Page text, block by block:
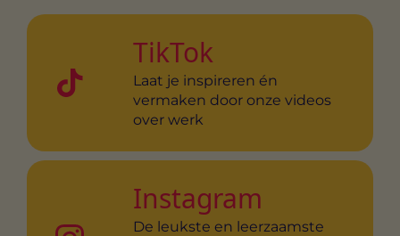
TikTok
Laat je inspireren én
vermaken door onze videos
over werk
Instagram
De leukste en leerzaamste